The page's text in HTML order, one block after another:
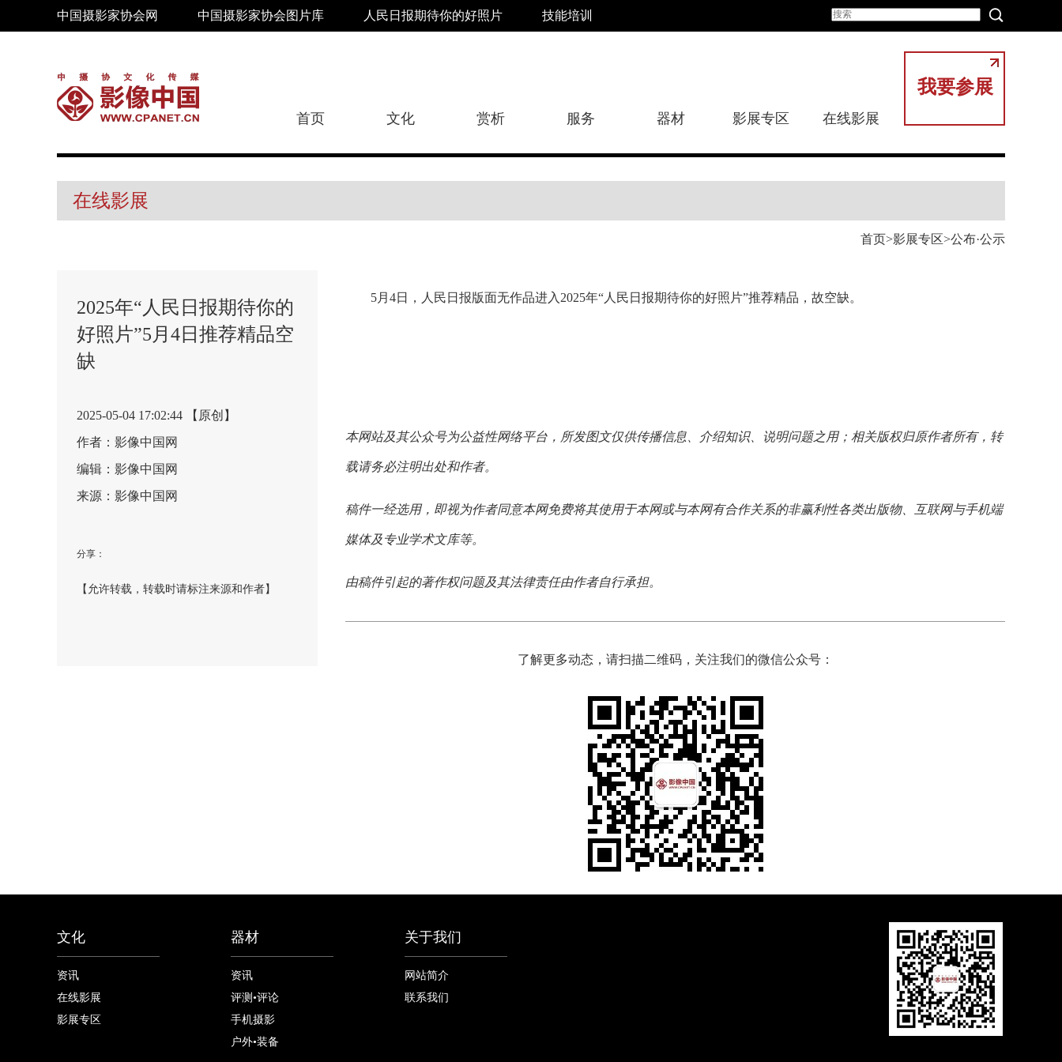
中国摄影家协会网 中国摄影家协会图片库 人民日报期待你的好照片 技能培训
我要参展
首页 文化 赏析 服务 器材 影展专区 在线影展
在线影展
首页 影展专区 公布·公示
2025年“人民日报期待你的
好照片”5月4日推荐精品空
缺
2025-05-04 17:02:44 【原创】
作者：影像中国网
编辑：影像中国网
来源：影像中国网
分享：
【允许转载，转载时请标注来源和作者】
5月4日，人民日报版面无作品进入2025年“人民日报期待你的好照片”推荐精品，故空缺。
本网站及其公众号为公益性网络平台，所发图文仅供传播信息、介绍知识、说明问题之用；相关版权归原作者所有，转
载请务必注明出处和作者。
稿件一经选用，即视为作者同意本网免费将其使用于本网或与本网有合作关系的非赢利性各类出版物、互联网与手机端
媒体及专业学术文库等。
由稿件引起的著作权问题及其法律责任由作者自行承担。
了解更多动态，请扫描二维码，关注我们的微信公众号：
文化
资讯
在线影展
影展专区
器材
资讯
评测•评论
手机摄影
户外•装备
关于我们
网站简介
联系我们